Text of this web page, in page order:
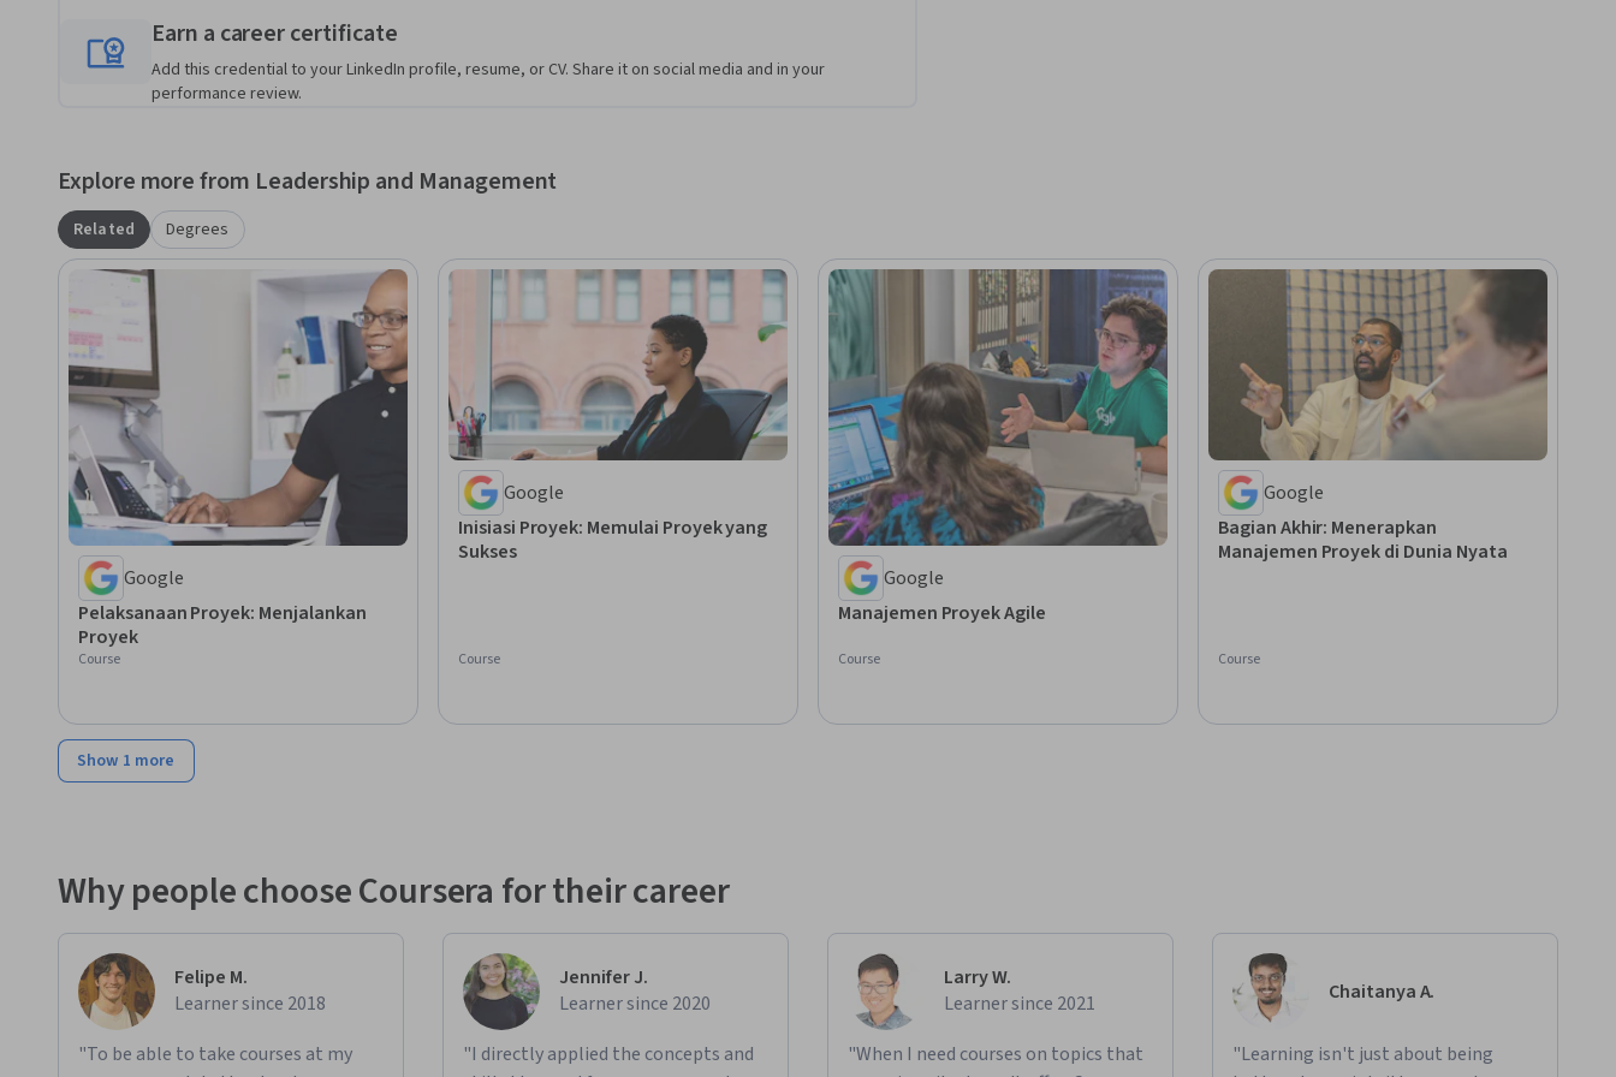
mendapatkannya dari anggota tim.
Earn a career certificate
Add this credential to your LinkedIn profile, resume, or CV. Share it on social media and in your
performance review.
Explore more from Leadership and Management
Related Degrees
Google
Pelaksanaan Proyek: Menjalankan
Proyek
Course
Google
Inisiasi Proyek: Memulai Proyek yang
Sukses
Course
Google
Manajemen Proyek Agile
Course
Google
Bagian Akhir: Menerapkan
Manajemen Proyek di Dunia Nyata
Course
Show 1 more
Why people choose Coursera for their career
Felipe M.
Learner since 2018
"To be able to take courses at my
Jennifer J.
Learner since 2020
"I directly applied the concepts and
Larry W.
Learner since 2021
"When I need courses on topics that
Chaitanya A.
"Learning isn't just about being